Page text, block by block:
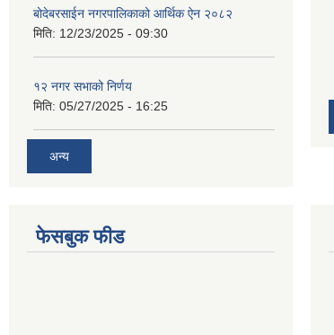
बोदेबरसाईन नगरपालिकाको आर्थिक ऐन २०८२
मिति: 12/23/2025 - 09:30
१२ नगर सभाको निर्णय
मिति: 05/27/2025 - 16:25
अन्य
फेसबुक फीड